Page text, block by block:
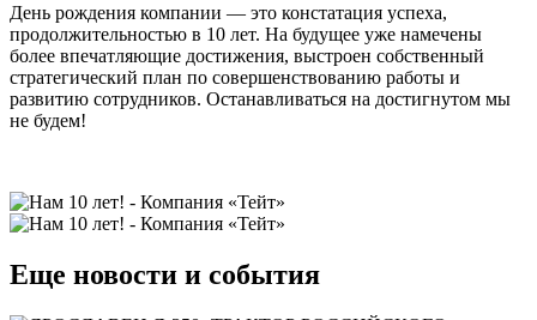
День рождения компании — это констатация успеха,
продолжительностью в 10 лет. На будущее уже намечены
более впечатляющие достижения, выстроен собственный
стратегический план по совершенствованию работы и
развитию сотрудников. Останавливаться на достигнутом мы
не будем!
Еще новости и события